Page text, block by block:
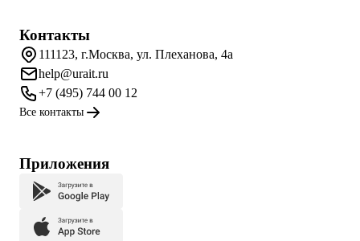
Контакты
111123, г.Москва, ул. Плеханова, 4а
help@urait.ru
+7 (495) 744 00 12
Все контакты
Приложения